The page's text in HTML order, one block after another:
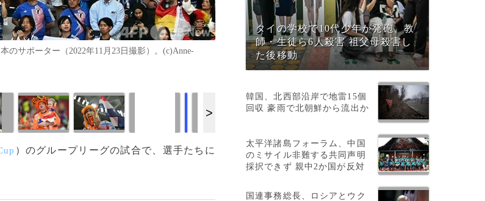
サポーター（2022年11月23日撮影）。(c)Anne-
画像作成中 画像作成中
）のグループリーグの試合で、選手たちに
タイの学校で10代少年が発砲、教
師・生徒ら6人殺害 祖父母殺害し
た後移動
韓国、北西部沿岸で地雷15個
回収 豪雨で北朝鮮から流出か
太平洋諸島フォーラム、中国
のミサイル非難する共同声明
採択できず 親中2か国が反対
国連事務総長、ロシアとウク